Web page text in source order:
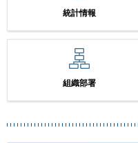
統計情報
組織部署